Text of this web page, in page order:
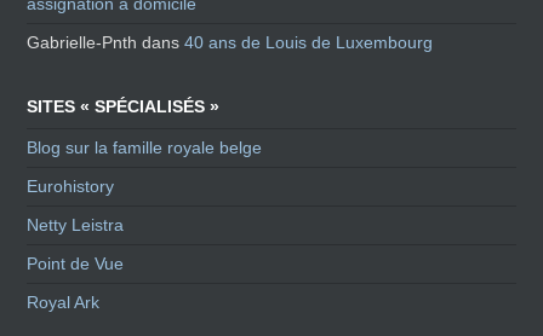
Gabrielle-Pnth dans40 ans de Louis de Luxembourg
SITES « SPÉCIALISÉS »
Blog sur la famille royale belge
Eurohistory
Netty Leistra
Point de Vue
Royal Ark